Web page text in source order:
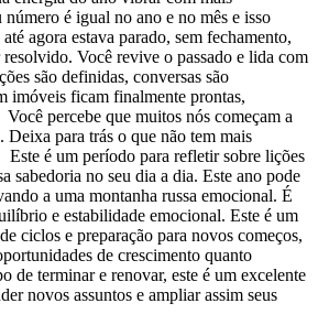
é igual no ano e no mês e isso
agora estava parado, sem fechamento,
Você revive o passado e lida com
são definidas, conversas são
imóveis ficam finalmente prontas,
percebe que muitos nós começam a
Deixa para trás o que não tem mais
é um período para refletir sobre lições
sabedoria no seu dia a dia. Este ano pode
a uma montanha russa emocional. É
e estabilidade emocional. Este é um
ciclos e preparação para novos começos,
de crescimento quanto
de terminar e renovar, este é um excelente
novos assuntos e ampliar assim seus